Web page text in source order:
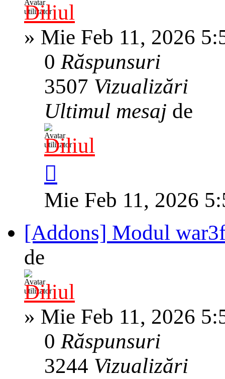
Diliul
» Mie Feb 11, 2026
0Răspunsuri
3507 Vizualizări
Ultimul mesaj de
Diliul
Mie Feb 11, 2026
[Addons] Modul
de
Diliul
» Mie Feb 11, 2026
0Răspunsuri
3244 Vizualizări